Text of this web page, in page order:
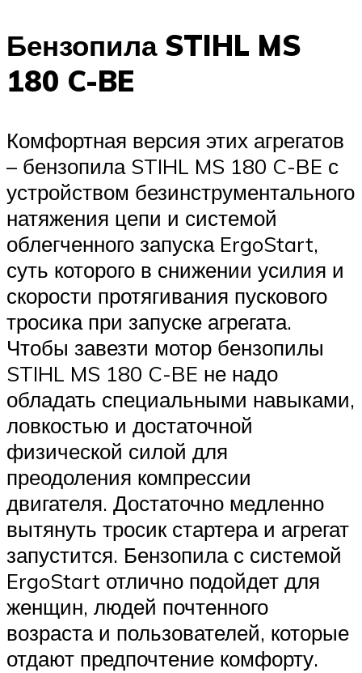
Бензопила STIHL MS
180 C-BE
Комфортная версия этих агрегатов
– бензопила STIHL MS 180 C-BE с
устройством безинструментального
натяжения цепи и системой
облегченного запуска ErgoStart,
суть которого в снижении усилия и
скорости протягивания пускового
тросика при запуске агрегата.
Чтобы завезти мотор бензопилы
STIHL MS 180 C-BE не надо
обладать специальными навыками,
ловкостью и достаточной
физической силой для
преодоления компрессии
двигателя. Достаточно медленно
вытянуть тросик стартера и агрегат
запустится. Бензопила с системой
ErgoStart отлично подойдет для
женщин, людей почтенного
возраста и пользователей, которые
отдают предпочтение комфорту.